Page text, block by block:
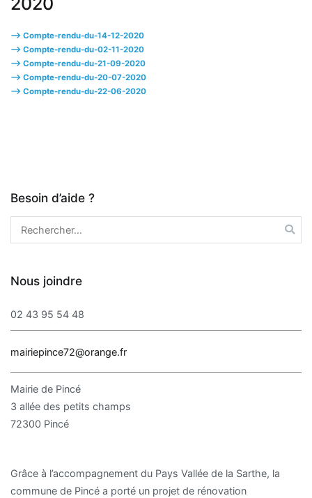
—> Compte-rendu-du-14-12-2020
—> Compte-rendu-du-02-11-2020
—> Compte-rendu-du-21-09-2020
—> Compte-rendu-du-20-07-2020
—> Compte-rendu-du-22-06-2020
Besoin d’aide ?
Rechercher :
Nous joindre
02 43 95 54 48
mairiepince72@orange.fr
Mairie de Pincé
3 allée des petits champs
72300 Pincé
Grâce à l’accompagnement du Pays Vallée de la Sarthe, la
commune de Pincé a porté un projet de rénovation